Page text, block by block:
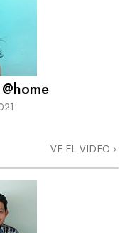
VE EL VIDEO